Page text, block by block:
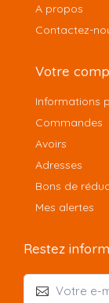
A propos
Contactez-
Votre
Informations
Commandes
Avoirs
Adresses
Bons de
Mes alertes
Restez